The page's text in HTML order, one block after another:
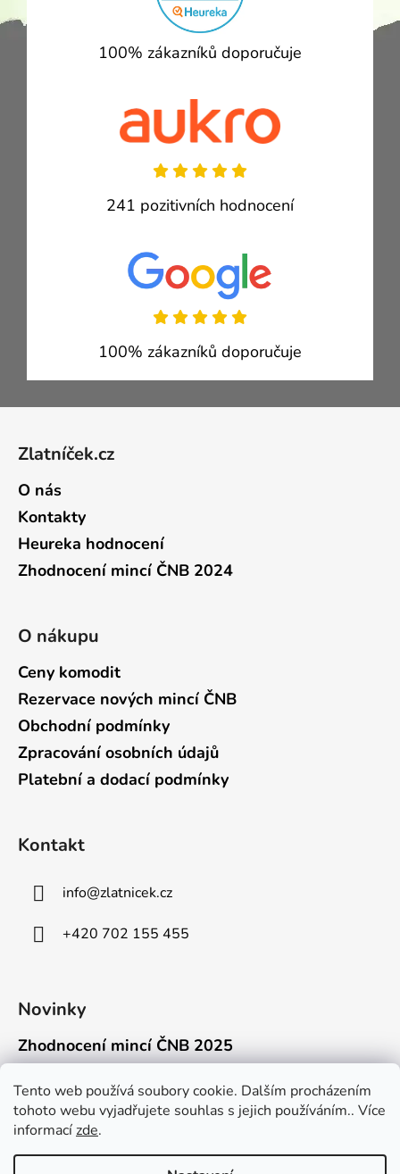
Tento web používá soubory cookie. Dalším procházením
tohoto webu vyjadřujete souhlas s jejich používáním.. Více
informacízde.
100% zákazníků doporučuje
241 pozitivních hodnocení
100% zákazníků doporučuje
Zlatníček.cz
O nás
Kontakty
Heureka hodnocení
Zhodnocení mincí ČNB 2024
O nákupu
Ceny komodit
Rezervace nových mincí ČNB
Obchodní podmínky
Zpracování osobních údajů
Platební a dodací podmínky
Kontakt
info@zlatnicek.cz
+420 702 155 455
Novinky
Zhodnocení mincí ČNB 2025
Připravili jsme pro vás jednoduchý a př...
Mýty o přepravě zlatých mincí mimo EU
Kdo někdy držel v ruce zlatou minci Wie...